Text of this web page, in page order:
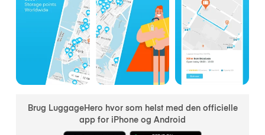
Brug LuggageHero hvor som helst med den officielle
app for iPhone og Android